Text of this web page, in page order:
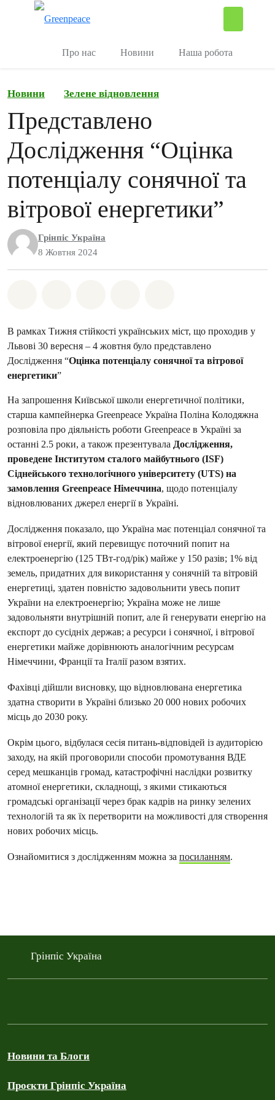
Про нас Новини Наша робота
Новини Зелене відновлення
Представлено
Дослідження “Оцінка
потенціалу сонячної та
вітрової енергетики”
Грінпіс Україна
8 Жовтня 2024
В рамках Тижня стійкості українських міст, що проходив у
Львові 30 вересня – 4 жовтня було представлено
Дослідження “Оцінка потенціалу сонячної та вітрової
енергетики”
На запрошення Київської школи енергетичної політики,
старша кампейнерка Greenpeace Україна Поліна Колодяжна
розповіла про діяльність роботи Greenpeace в Україні за
останні 2.5 роки, а також презентувала Дослідження,
проведене Інститутом сталого майбутнього (ISF)
Сіднейського технологічного університету (UTS) на
замовлення Greenpeace Німеччина, щодо потенціалу
відновлюваних джерел енергії в Україні.
Дослідження показало, що Україна має потенціал сонячної та
вітрової енергії, який перевищує поточний попит на
електроенергію (125 ТВт-год/рік) майже у 150 разів; 1% від
земель, придатних для використання у сонячній та вітровій
енергетиці, здатен повністю задовольнити увесь попит
України на електроенергію; Україна може не лише
задовольняти внутрішній попит, але й генерувати енергію на
експорт до сусідніх держав; а ресурси і сонячної, і вітрової
енергетики майже дорівнюють аналогічним ресурсам
Німеччини, Франції та Італії разом взятих.
Фахівці дійшли висновку, що відновлювана енергетика
здатна створити в Україні близько 20 000 нових робочих
місць до 2030 року.
Окрім цього, відбулася сесія питань-відповідей із аудиторією
заходу, на якій проговорили способи промотування ВДЕ
серед мешканців громад, катастрофічні наслідки розвитку
атомної енергетики, складнощі, з якими стикаються
громадські організації через брак кадрів на ринку зелених
технологій та як їх перетворити на можливості для створення
нових робочих місць.
Ознайомитися з дослідженням можна за посиланням.
Грінпіс Україна
Новини та Блоги
Проєкти Грінпіс Україна